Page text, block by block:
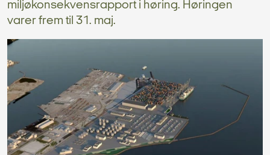
miljøkonsekvensrapport i høring. Høringen
varer frem til 31. maj.